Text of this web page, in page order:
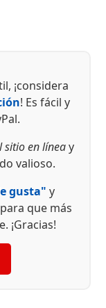
¡considera
! Es fácil y
sitio en líneay
valioso.
gusta" y
que más
¡Gracias!